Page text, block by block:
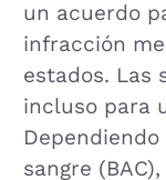
un acuerdo
infracción
estados. Las
incluso para
sangre